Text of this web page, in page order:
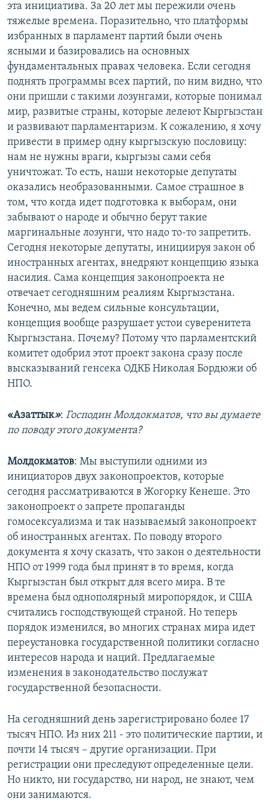
эта инициатива. За 20 лет мы пережили очень
тяжелые времена. Поразительно, что платформы
избранных в парламент партий были очень
ясными и базировались на основных
фундаментальных правах человека. Если сегодня
поднять программы всех партий, по ним видно, что
они пришли с такими лозунгами, которые понимал
мир, развитые страны, которые лелеют Кыргызстан
и развивают парламентаризм. К сожалению, я хочу
привести в пример одну кыргызскую пословицу:
нам не нужны враги, кыргызы сами себя
уничтожат. То есть, наши некоторые депутаты
оказались необразованными. Самое страшное в
том, что когда идет подготовка к выборам, они
забывают о народе и обычно берут такие
маргинальные лозунги, что надо то-то запретить.
Сегодня некоторые депутаты, инициируя закон об
иностранных агентах, внедряют концепцию языка
насилия. Сама концепция законопроекта не
отвечает сегодняшним реалиям Кыргызстана.
Конечно, мы ведем сильные консультации,
концепция вообще разрушает устои суверенитета
Кыргызстана. Почему? Потому что парламентский
комитет одобрил этот проект закона сразу после
высказываний генсека ОДКБ Николая Бордюжи об
НПО.
«Азаттык»: Господин Молдокматов, что вы думаете
по поводу этого документа?
Молдокматов: Мы выступили одними из
инициаторов двух законопроектов, которые
сегодня рассматриваются в Жогорку Кенеше. Это
законопроект о запрете пропаганды
гомосексуализма и так называемый законопроект
об иностранных агентах. По поводу второго
документа я хочу сказать, что закон о деятельности
НПО от 1999 года был принят в то время, когда
Кыргызстан был открыт для всего мира. В те
времена был однополярный миропорядок, и США
считались господствующей страной. Но теперь
порядок изменился, во многих странах мира идет
переустановка государственной политики согласно
интересов народа и наций. Предлагаемые
изменения в законодательство послужат
государственной безопасности.
На сегодняшний день зарегистрировано более 17
тысяч НПО. Из них 211 - это политические партии, и
почти 14 тысяч – другие организации. При
регистрации они преследуют определенные цели.
Но никто, ни государство, ни народ, не знают, чем
они занимаются.